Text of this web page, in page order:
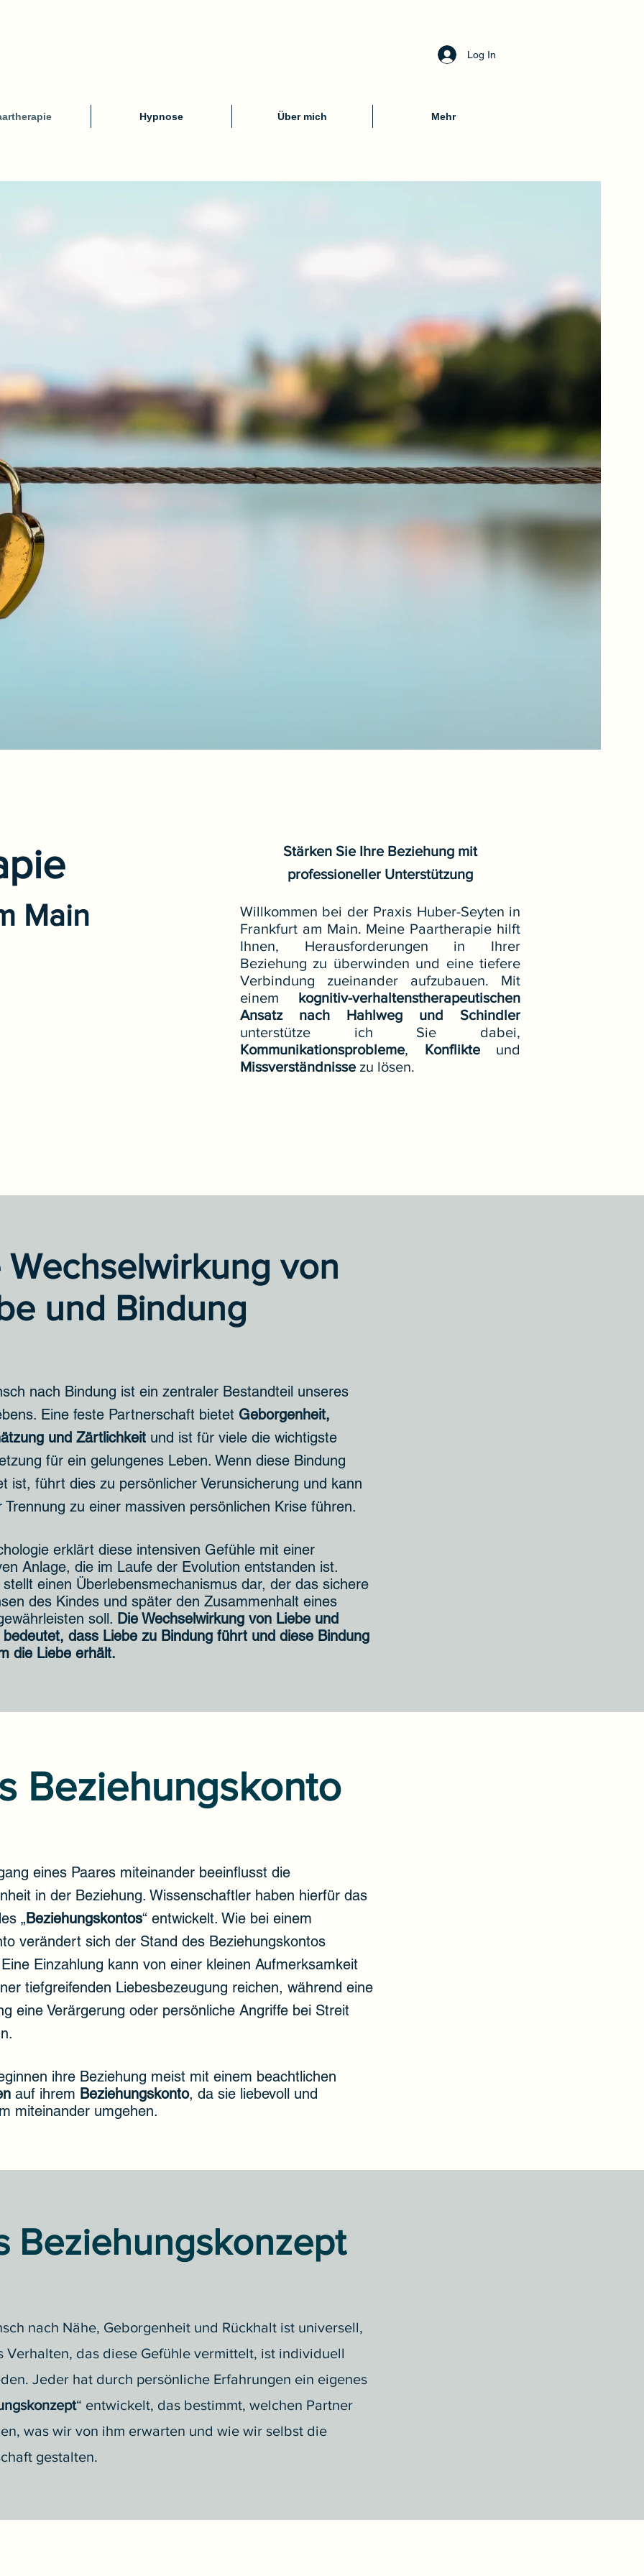
Log In
Hypnose Über mich Mehr
Main
Stärken Sie Ihre Beziehung mit
professioneller Unterstützung
Willkommen bei der Praxis Huber-Seyten in
Frankfurt am Main. Meine Paartherapie hilft
Ihnen, Herausforderungen in Ihrer
Beziehung zu überwinden und eine tiefere
Verbindung zueinander aufzubauen. Mit
einem kognitiv-verhaltenstherapeutischen
Ansatz nach Hahlweg und Schindler
unterstütze ich Sie dabei,
Kommunikationsprobleme, Konflikteund
Missverständnissezu lösen.
Wechselwirkung von
und Bindung
nach Bindung ist ein zentraler Bestandteil unseres
Eine feste Partnerschaft bietet Geborgenheit,
und Zärtlichkeit und ist für viele die wichtigste
für ein gelungenes Leben. Wenn diese Bindung
ist, führt dies zu persönlicher Verunsicherung und kann
Trennung zu einer massiven persönlichen Krise führen.
erklärt diese intensiven Gefühle mit einer
Anlage, die im Laufe der Evolution entstanden ist.
einen Überlebensmechanismus dar, der das sichere
des Kindes und später den Zusammenhalt eines
soll. Die Wechselwirkung von Liebe und
bedeutet, dass Liebe zu Bindung führt und diese Bindung
die Liebe erhält.
Beziehungskonto
eines Paares miteinander beeinflusst die
in der Beziehung. Wissenschaftler haben hierfür das
„Beziehungskontos“ entwickelt. Wie bei einem
verändert sich der Stand des Beziehungskontos
Einzahlung kann von einer kleinen Aufmerksamkeit
tiefgreifenden Liebesbezeugung reichen, während eine
eine Verärgerung oder persönliche Angriffe bei Streit
ihre Beziehung meist mit einem beachtlichen
auf ihrem Beziehungskonto, da sie liebevoll und
miteinander umgehen.
Beziehungskonzept
nach Nähe, Geborgenheit und Rückhalt ist universell,
Verhalten, das diese Gefühle vermittelt, ist individuell
Jeder hat durch persönliche Erfahrungen ein eigenes
“ entwickelt, das bestimmt, welchen Partner
was wir von ihm erwarten und wie wir selbst die
gestalten.